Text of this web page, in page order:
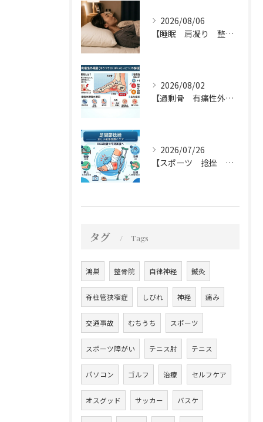
2026/08/06
【睡眠 肩凝り 整骨院】枕って必要？不必要？
2026/08/02
【過剰骨 有痛性外脛骨 整骨院】有痛性外脛骨について
2026/07/26
【スポーツ 捻挫 整骨院】足関節の捻挫について
タグ Tags
鴻巣 整骨院 自律神経 鍼灸
脊柱管狭窄症 しびれ 神経 痛み
交通事故 むちうち スポーツ
スポーツ障がい テニス肘 テニス
パソコン ゴルフ 治療 セルフケア
オスグッド サッカー バスケ